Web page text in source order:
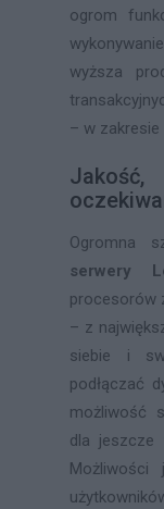
ogrom
wyższa
– w
Ogromna
serwery
procesorów
– z
siebie i
podłączać
możliwość
dla jeszcze